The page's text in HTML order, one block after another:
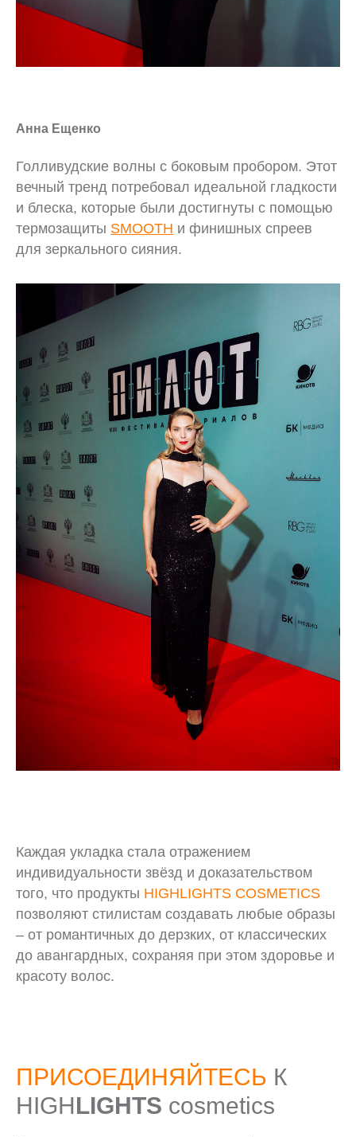
Анна Ещенко
Голливудские волны с боковым пробором. Этот
вечный тренд потребовал идеальной гладкости
и блеска, которые были достигнуты с помощью
термозащиты SMOOTH и финишных спреев
для зеркального сияния.
Каждая укладка стала отражением
индивидуальности звёзд и доказательством
того, что продукты HIGHLIGHTS COSMETICS
позволяют стилистам создавать любые образы
– от романтичных до дерзких, от классических
до авангардных, сохраняя при этом здоровье и
красоту волос.
ПРИСОЕДИНЯЙТЕСЬ К
HIGHLIGHTS cosmetics